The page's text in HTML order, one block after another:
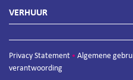
VERHUUR
Privacy Statement • Algemene
verantwoording